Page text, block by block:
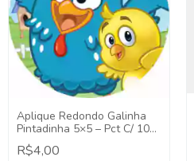
Aplique Redondo Galinha
Pintadinha 5×5 – Pct C/ 10
uni
R$4,00